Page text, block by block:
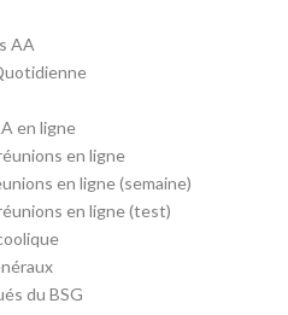
AA
en ligne
en ligne
en ligne (semaine)
en ligne (test)
du BSG